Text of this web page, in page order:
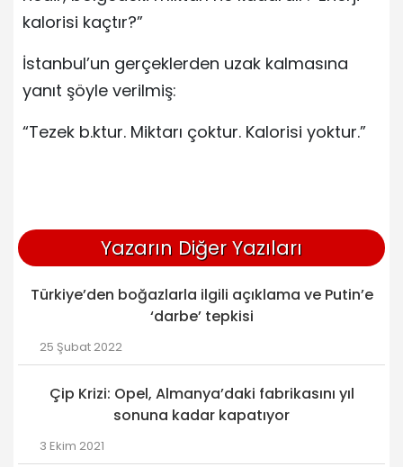
kalorisi kaçtır?”
İstanbul’un gerçeklerden uzak kalmasına
yanıt şöyle verilmiş:
“Tezek b.ktur. Miktarı çoktur. Kalorisi yoktur.”
Yazarın Diğer Yazıları
Türkiye’den boğazlarla ilgili açıklama ve Putin’e
‘darbe’ tepkisi
25 Şubat 2022
Çip Krizi: Opel, Almanya’daki fabrikasını yıl
sonuna kadar kapatıyor
3 Ekim 2021